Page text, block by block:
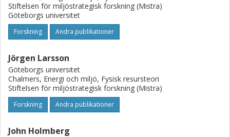
Stiftelsen för miljöstrategisk forskning (Mistra)
Göteborgs universitet
Forskning Andra publikationer
Jörgen Larsson
Göteborgs universitet
Chalmers, Energi och miljö, Fysisk resursteori
Stiftelsen för miljöstrategisk forskning (Mistra)
Forskning Andra publikationer
John Holmberg